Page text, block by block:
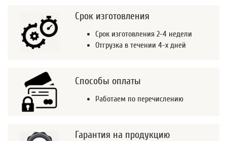
Срок изготовления
Срок изготовления 2-4 недели
Отгрузка в течении 4-х дней
Способы оплаты
Работаем по перечислению
Гарантия на продукцию